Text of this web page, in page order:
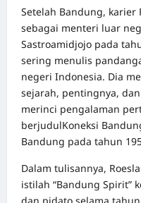
Setelah Bandung, karier
sebagai menteri luar
Sastroamidjojo pada
sering menulis
negeri Indonesia. Dia
sejarah, pentingnya,
merinci pengalaman
berjudulKoneksi
Bandung pada tahun
Dalam tulisannya,
istilah “Bandung Spirit”